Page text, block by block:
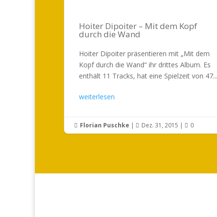
Hoiter Dipoiter – Mit dem Kopf
durch die Wand
Hoiter Dipoiter präsentieren mit „Mit dem
Kopf durch die Wand“ ihr drittes Album. Es
enthält 11 Tracks, hat eine Spielzeit von 47...
weiterlesen
 Florian Puschke |  Dez. 31, 2015 |  0